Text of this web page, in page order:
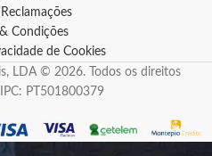
& Condições
de Cookies
LDA © 2026. Todos os direitos
PT501800379